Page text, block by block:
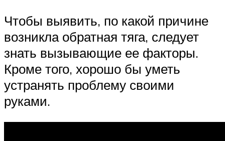
Чтобы выявить, по какой причине
возникла обратная тяга, следует
знать вызывающие ее факторы.
Кроме того, хорошо бы уметь
устранять проблему своими
руками.